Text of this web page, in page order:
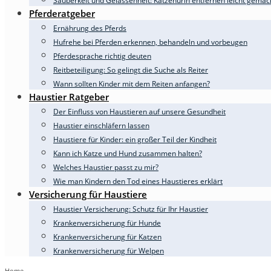
Pferderatgeber
Ernährung des Pferds
Hufrehe bei Pferden erkennen, behandeln und vorbeugen
Pferdesprache richtig deuten
Reitbeteiligung: So gelingt die Suche als Reiter
Wann sollten Kinder mit dem Reiten anfangen?
Haustier Ratgeber
Der Einfluss von Haustieren auf unsere Gesundheit
Haustier einschläfern lassen
Haustiere für Kinder: ein großer Teil der Kindheit
Kann ich Katze und Hund zusammen halten?
Welches Haustier passt zu mir?
Wie man Kindern den Tod eines Haustieres erklärt
Versicherung für Haustiere
Haustier Versicherung: Schutz für Ihr Haustier
Krankenversicherung für Hunde
Krankenversicherung für Katzen
Krankenversicherung für Welpen